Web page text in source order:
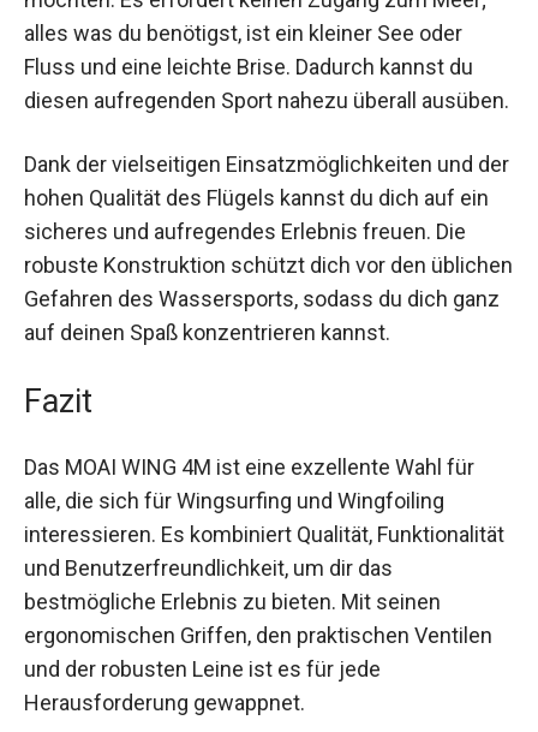
Das MOAI WING 4M ist ideal für Wassersportler,
die Wingsurfing oder Wingfoiling ausprobieren
möchten. Es erfordert keinen Zugang zum Meer;
alles was du benötigst, ist ein kleiner See oder
Fluss und eine leichte Brise. Dadurch kannst du
diesen aufregenden Sport nahezu überall
ausüben.
Dank der vielseitigen Einsatzmöglichkeiten und
der hohen Qualität des Flügels kannst du dich auf
ein sicheres und aufregendes Erlebnis freuen.
üblichen Gefahren des Wassersports, sodass du
Fazit
Das MOAI WING 4M ist eine exzellente Wahl für
alle, die sich für Wingsurfing und Wingfoiling
interessieren. Es kombiniert Qualität,
Funktionalität und Benutzerfreundlichkeit, um dir
das bestmögliche Erlebnis zu bieten. Mit seinen